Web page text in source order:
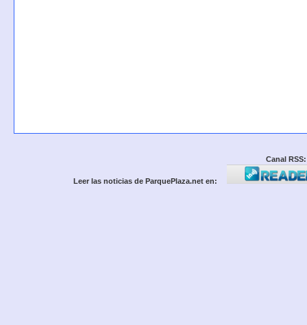
Canal RSS:
Leer las noticias de ParquePlaza.net en: